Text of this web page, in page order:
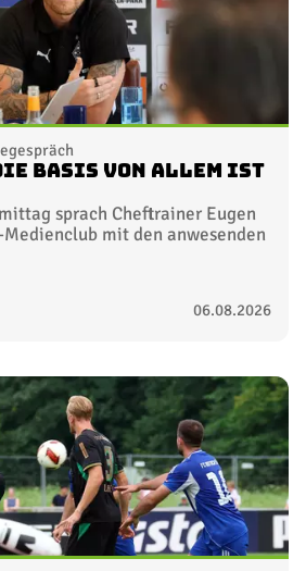
Basis von allem ist
sprach Cheftrainer Eugen
mit den anwesenden
06.08.2026